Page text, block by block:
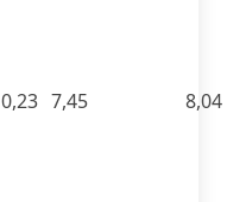
0,23 7,45 8,04